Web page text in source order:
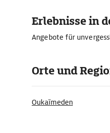
Erlebnisse in
Angebote für
Orte und
Oukaïmeden